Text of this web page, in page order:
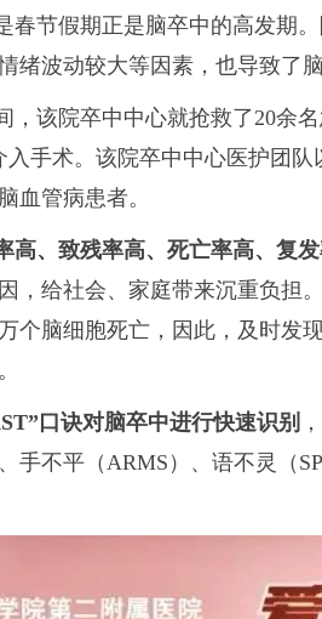
春节假期正是脑卒中的高发期
绪波动较大等因素，也导致了
，该院卒中中心就抢救了20余
手术。该院卒中中心医护团
血管病患者。
高、致残率高、死亡率高、复
，给社会、家庭带来沉重负担
个脑细胞死亡，因此，及时发
口诀对脑卒中进行快速识别
手不平（ARMS）、语不灵（